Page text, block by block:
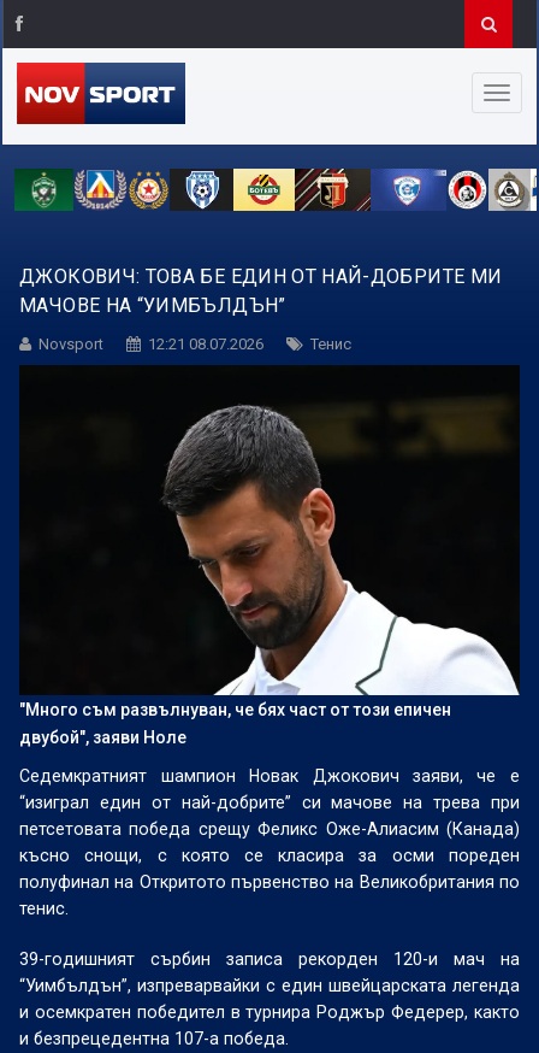
ДЖОКОВИЧ: ТОВА БЕ ЕДИН ОТ НАЙ-ДОБРИТЕ МИ
МАЧОВЕ НА “УИМБЪЛДЪН”
Novsport 12:21 08.07.2026 Тенис
"Много съм развълнуван, че бях част от този епичен
двубой", заяви Ноле
Седемкратният шампион Новак Джокович заяви, че е
“изиграл един от най-добрите” си мачове на трева при
петсетовата победа срещу Феликс Оже-Алиасим (Канада)
късно снощи, с която се класира за осми пореден
полуфинал на Откритото първенство на Великобритания по
тенис.
39-годишният сърбин записа рекорден 120-и мач на
“Уимбълдън”, изпреварвайки с един швейцарската легенда
и осемкратен победител в турнира Роджър Федерер, както
и безпрецедентна 107-а победа.